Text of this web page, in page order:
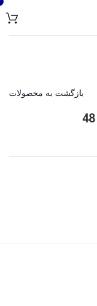
بازگشت به محصولات